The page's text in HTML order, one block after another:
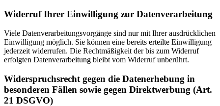
Widerruf Ihrer Einwilligung zur Datenverarbeitung
Viele Datenverarbeitungsvorgänge sind nur mit Ihrer ausdrücklichen
Einwilligung möglich. Sie können eine bereits erteilte Einwilligung
jederzeit widerrufen. Die Rechtmäßigkeit der bis zum Widerruf
erfolgten Datenverarbeitung bleibt vom Widerruf unberührt.
Widerspruchsrecht gegen die Datenerhebung in
besonderen Fällen sowie gegen Direktwerbung (Art.
21 DSGVO)